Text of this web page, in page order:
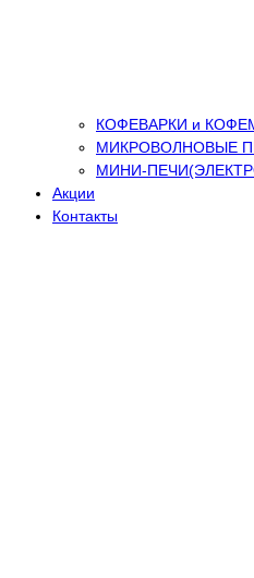
КОФЕВАРКИ и
МИКРОВОЛНОВЫЕ
МИНИ-
Акции
Контакты